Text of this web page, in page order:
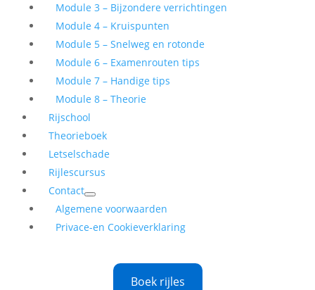
Module 3 – Bijzondere verrichtingen
Module 4 – Kruispunten
Module 5 – Snelweg en rotonde
Module 6 – Examenrouten tips
Module 7 – Handige tips
Module 8 – Theorie
Rijschool
Theorieboek
Letselschade
Rijlescursus
Contact
Algemene voorwaarden
Privace-en Cookieverklaring
Boek rijles